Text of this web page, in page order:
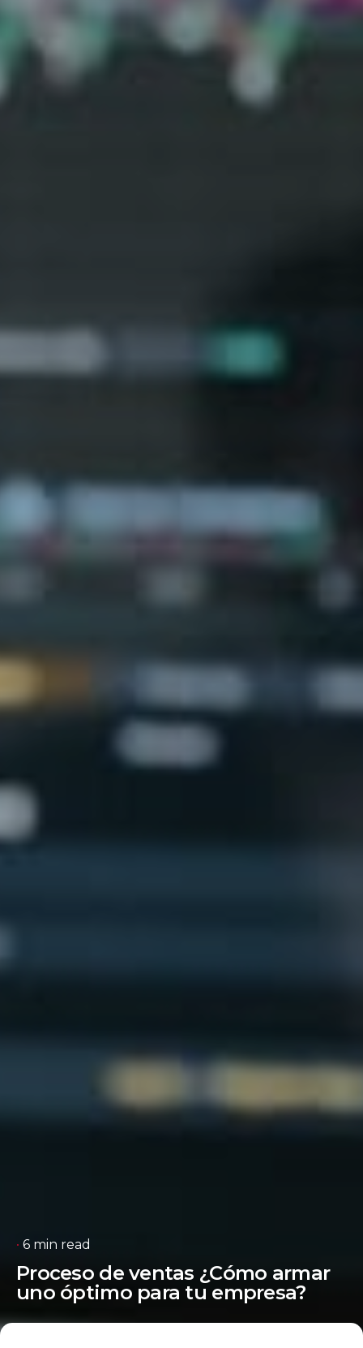
6 min read
Proceso de ventas ¿Cómo armar
uno óptimo para tu empresa?